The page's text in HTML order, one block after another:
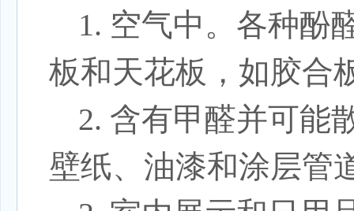
1. 空气中。各种酚
板和天花板，如胶合
2. 含有甲醛并可能
壁纸、油漆和涂层管